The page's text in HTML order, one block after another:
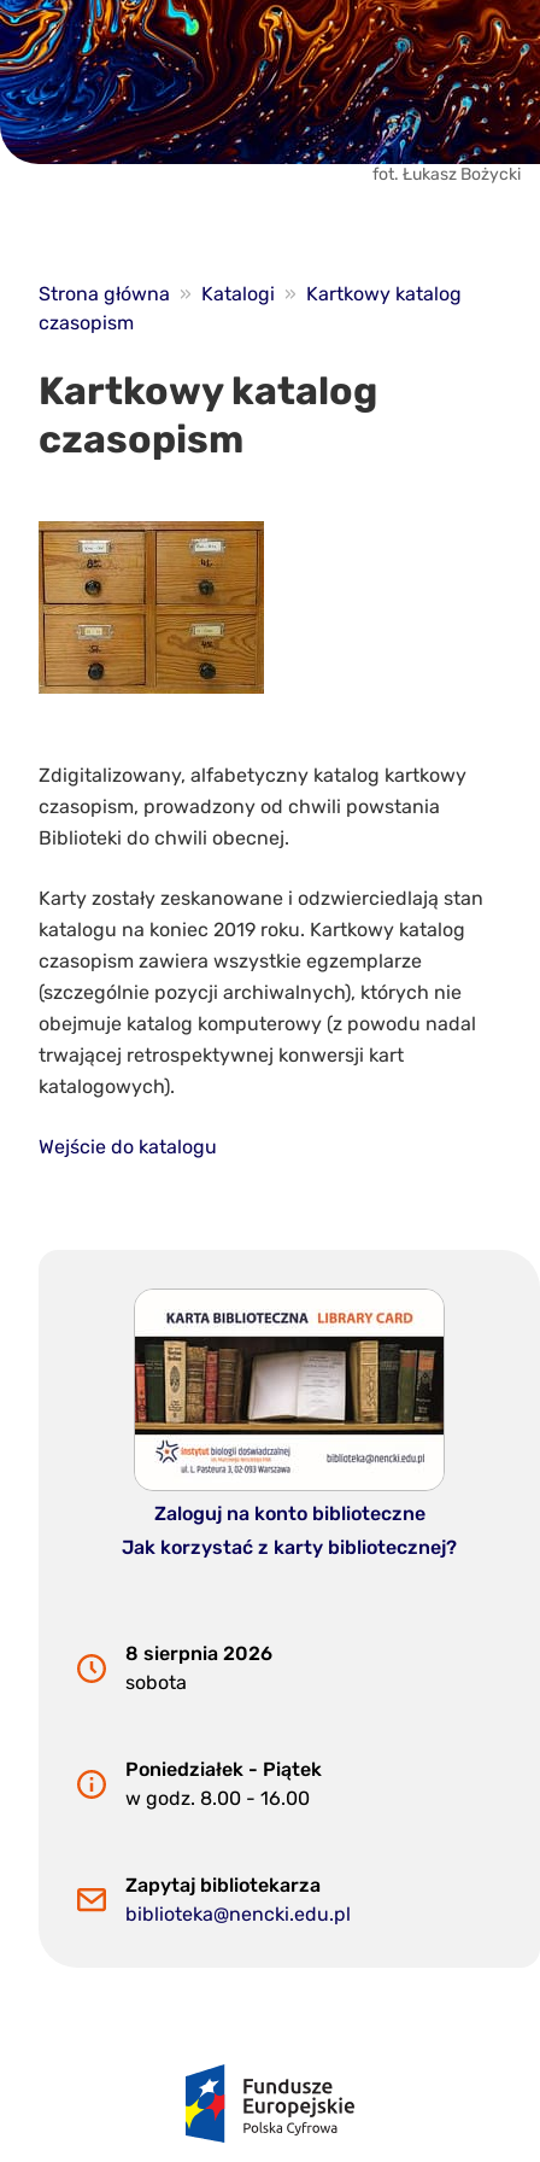
fot. Łukasz Bożycki
Strona główna » Katalogi » Kartkowy katalog
czasopism
Kartkowy katalog
czasopism
Zdigitalizowany, alfabetyczny katalog kartkowy
czasopism, prowadzony od chwili powstania
Biblioteki do chwili obecnej.
Karty zostały zeskanowane i odzwierciedlają stan
katalogu na koniec 2019 roku. Kartkowy katalog
czasopism zawiera wszystkie egzemplarze
(szczególnie pozycji archiwalnych), których nie
obejmuje katalog komputerowy (z powodu nadal
trwającej retrospektywnej konwersji kart
katalogowych).
Wejście do katalogu
Zaloguj na konto biblioteczne
Jak korzystać z karty bibliotecznej?
8 sierpnia 2026
sobota
Poniedziałek - Piątek
w godz. 8.00 - 16.00
Zapytaj bibliotekarza
biblioteka@nencki.edu.pl